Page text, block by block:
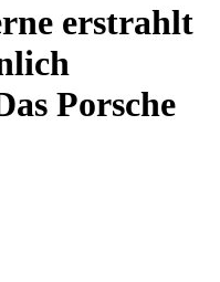
erstrahlt
Porsche